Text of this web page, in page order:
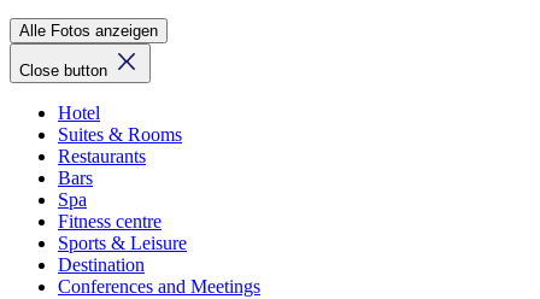
Alle Fotos anzeigen
Close button
Hotel
Suites & Rooms
Restaurants
Bars
Spa
Fitness centre
Sports & Leisure
Destination
Conferences and Meetings